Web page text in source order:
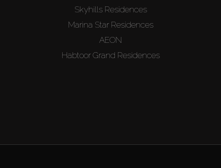
Skyhills Residences
Marina Star Residences
AEON
Habtoor Grand Residences